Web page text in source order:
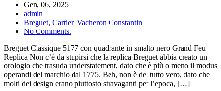
Gen, 06, 2025
admin
Breguet, Cartier, Vacheron Constantin
No Comments.
Breguet Classique 5177 con quadrante in smalto nero Grand Feu
Replica Non c’è da stupirsi che la replica Breguet abbia creato un
orologio che trasuda understatement, dato che è più o meno il modus
operandi del marchio dal 1775. Beh, non è del tutto vero, dato che
molti dei design erano piuttosto stravaganti per l’epoca, […]